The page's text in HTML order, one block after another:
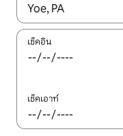
ใช้ลูกศรขึ้นลง หรือใช้
เช็คอิน
เช็คเอาท์